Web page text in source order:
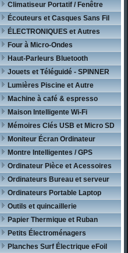
Climatiseur Portatif / Fenêtre
Écouteurs et Casques Sans Fil
ÉLECTRONIQUES et Autres
Four à Micro-Ondes
Haut-Parleurs Bluetooth
Jouets et Téléguidé - SPINNER
Lumières Piscine et Autre
Machine à café & espresso
Maison Intelligente Wi-Fi
Mémoires Clés USB et Micro SD
Moniteur Écran Ordinateur
Montre Intelligentes / GPS
Ordinateur Pièce et Acessoires
Ordinateurs Bureau et serveur
Ordinateurs Portable Laptop
Outils et quincaillerie
Papier Thermique et Ruban
Petits Électroménagers
Planches Surf Électrique eFoil